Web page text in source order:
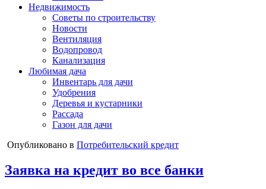
Недвижимость
Советы по строительству
Новости
Вентиляция
Водопровод
Канализация
Любимая дача
Инвентарь для дачи
Удобрения
Деревья и кустарники
Рассада
Газон для дачи
Опубликовано в Потребительский кредит
Заявка на кредит во все банки